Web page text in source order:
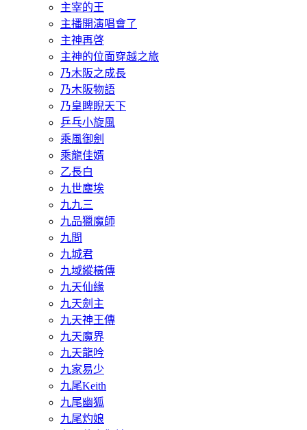
主宰的王
主播開演唱會了
主神再啓
主神的位面穿越之旅
乃木阪之成長
乃木阪物語
乃皇睥睨天下
乒乓小旋風
乘風御劍
乘龍佳婿
乙長白
九世塵埃
九九三
九品獵魔師
九問
九城君
九域縱橫傳
九天仙緣
九天劍主
九天神王傳
九天魔界
九天龍吟
九家易少
九尾Keith
九尾幽狐
九尾灼娘